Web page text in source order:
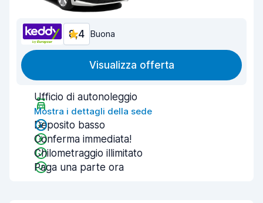
8,4 Buona
Visualizza offerta
Ufficio di autonoleggio
Mostra i dettagli della sede
Deposito basso
Conferma immediata!
Chilometraggio illimitato
Paga una parte ora